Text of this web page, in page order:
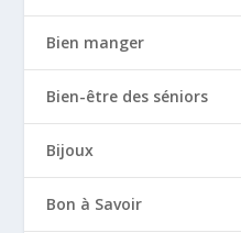
Bien manger
Bien-être des séniors
Bijoux
Bon à Savoir